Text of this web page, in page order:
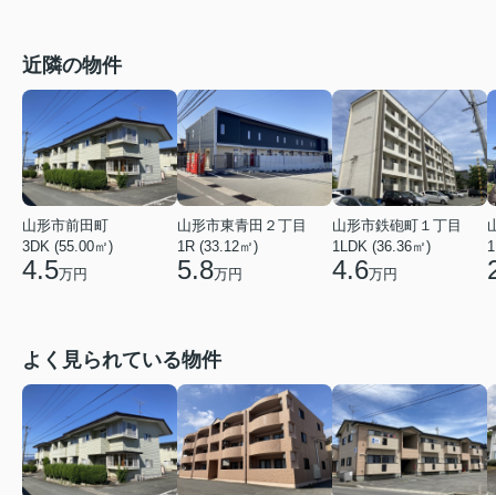
近隣の物件
山形市前田町
3DK (55.00㎡)
4.5万円
山形市東青田２丁目
1R (33.12㎡)
5.8万円
山形市鉄砲町１丁目
1LDK (36.36㎡)
4.6万円
よく見られている物件